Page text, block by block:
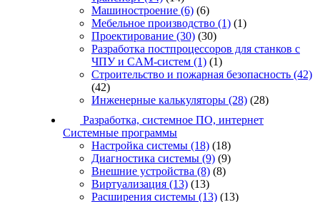
Машиностроение (6) (6)
Мебельное производство (1) (1)
Проектирование (30) (30)
Разработка постпроцессоров для станков с
ЧПУ и CAM-систем (1) (1)
Строительство и пожарная безопасность (42)
(42)
Инженерные калькуляторы (28) (28)
Разработка, системное ПО, интернет
Системные программы
Настройка системы (18) (18)
Диагностика системы (9) (9)
Внешние устройства (8) (8)
Виртуализация (13) (13)
Расширения системы (13) (13)